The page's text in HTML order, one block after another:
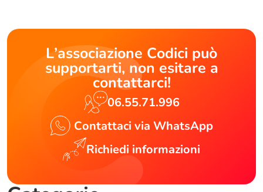
L’associazione Codici può
supportarti, non esitare a
contattarci!
06.55.71.996
Contattaci via WhatsApp
Richiedi informazioni